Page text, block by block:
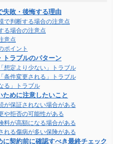
失敗・後悔する理由
で判断する場合の注意点
る場合の注意点
意点
ポイント
トラブルのパターン
想定より少ない」トラブル
条件変更される」トラブル
る」トラブル
めに注意したいこと
が保証されない場合がある
や拒否の可能性がある
料が高額になる場合がある
れる傷病が多い保険がある
契約前に確認すべき最終チェック